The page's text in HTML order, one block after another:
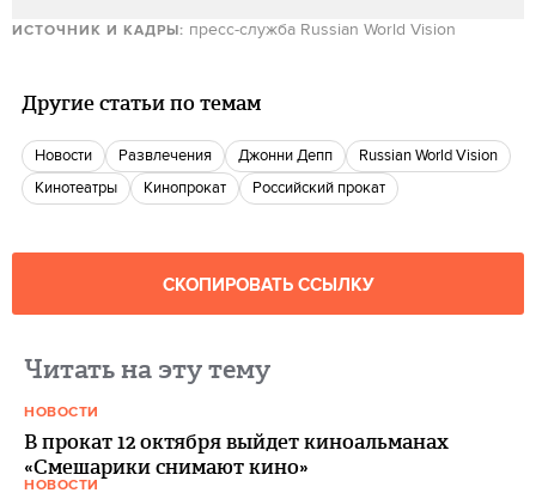
ИСТОЧНИК И КАДРЫ: пресс-служба Russian World Vision
Другие статьи по темам
новости Развлечения Джонни Депп
Russian World Vision
Кинотеатры
кинопрокат российский прокат
СКОПИРОВАТЬ ССЫЛКУ
Читать на эту тему
НОВОСТИ
В прокат 12 октября выйдет киноальманах
«Смешарики снимают кино»
НОВОСТИ